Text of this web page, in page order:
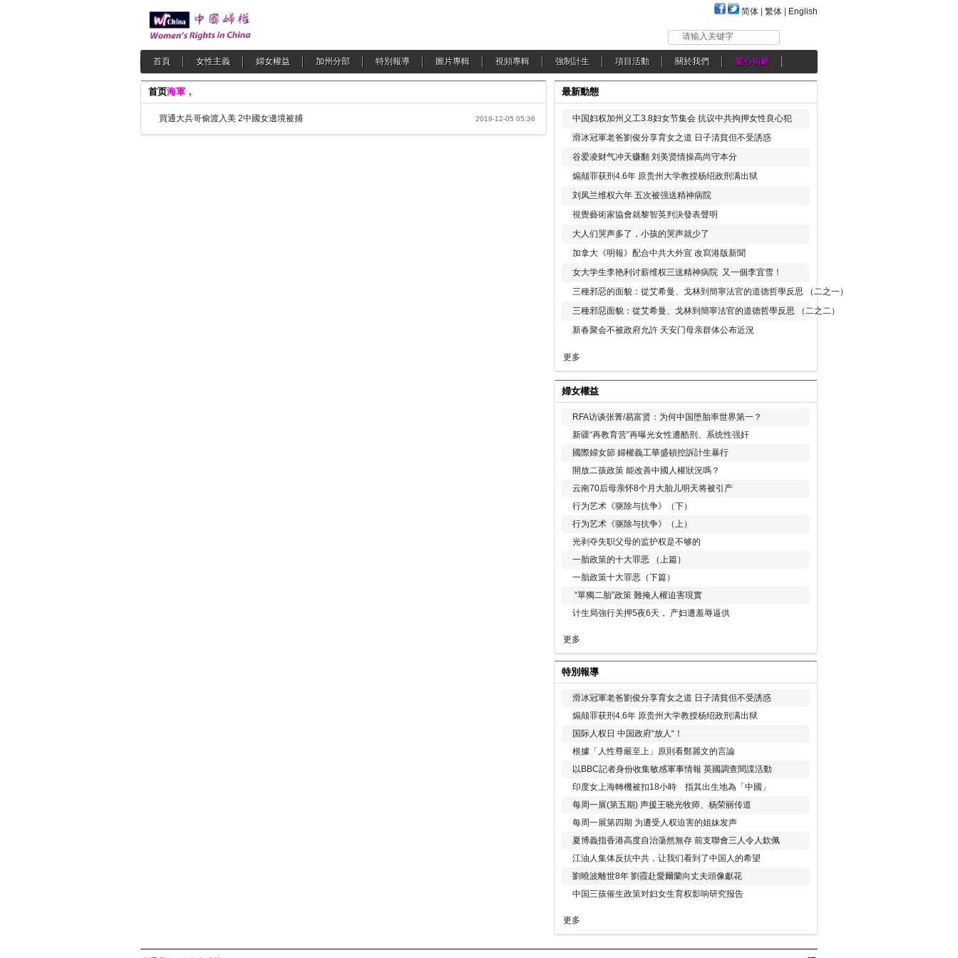
简体 繁体 English
请输入关键字
首頁 女性主義 婦女權益 加州分部 特別報導 圖片專輯 視頻專輯 強制計生 項目活動 關於我們 愛心捐贈
首页海軍，
買通大兵哥偷渡入美 2中國女邊境被捕 2019-12-05 05:36
最新動態
中国妇权加州义工3.8妇女节集会 抗议中共拘押女性良心犯
滑冰冠軍老爸劉俊分享育女之道 日子清貧但不受誘惑
谷爱凌财气冲天赚翻 刘美贤情操高尚守本分
煽颠罪获刑4.6年 原贵州大学教授杨绍政刑满出狱
刘凤兰维权六年 五次被强送精神病院
視覺藝術家協會就黎智英判決發表聲明
大人们哭声多了，小孩的哭声就少了
加拿大《明報》配合中共大外宣 改寫港版新聞
女大学生李艳利讨薪维权三送精神病院 又一個李宜雪！
三種邪惡的面貌：從艾希曼、戈林到簡寧法官的道德哲學反思 （二之一）
三種邪惡面貌：從艾希曼、戈林到簡寧法官的道德哲學反思 （二之二）
新春聚会不被政府允許 天安门母亲群体公布近況
更多
婦女權益
RFA访谈张菁/易富贤：为何中国堕胎率世界第一？
新疆“再教育营”再曝光女性遭酷刑、系统性强奸
國際婦女節 婦權義工華盛頓控訴計生暴行
開放二孩政策 能改善中國人權狀況嗎？
云南70后母亲怀8个月大胎儿明天将被引产
行为艺术《驱除与抗争》（下）
行为艺术《驱除与抗争》（上）
光剥夺失职父母的监护权是不够的
一胎政策的十大罪恶 （上篇）
一胎政策十大罪恶（下篇）
“單獨二胎”政策 難掩人權迫害現實
计生局強行关押5夜6天， 产妇遭羞辱逼供
更多
特別報導
滑冰冠軍老爸劉俊分享育女之道 日子清貧但不受誘惑
煽颠罪获刑4.6年 原贵州大学教授杨绍政刑满出狱
国际人权日 中国政府“放人“！
根據「人性尊嚴至上」原則看鄭麗文的言論
以BBC記者身份收集敏感軍事情報 英國調查間諜活動
印度女上海轉機被扣18小時 指其出生地為「中國」
每周一展(第五期) 声援王晓光牧师、杨荣丽传道
每周一展第四期 为遭受人权迫害的姐妹发声
夏博義指香港高度自治蕩然無存 前支聯會三人令人欽佩
江油人集体反抗中共，让我们看到了中国人的希望
劉曉波離世8年 劉霞赴愛爾蘭向丈夫頭像獻花
中国三孩催生政策对妇女生育权影响研究报告
更多